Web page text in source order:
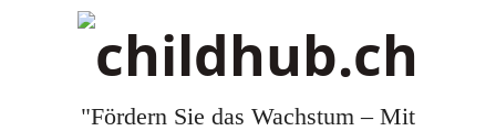
"Fördern Sie das Wachstum – Mit